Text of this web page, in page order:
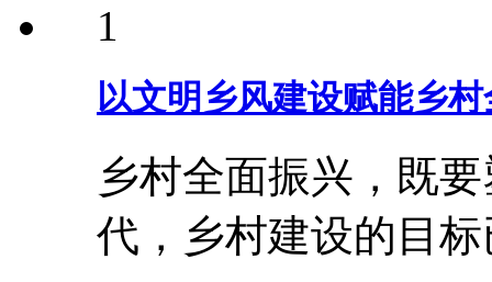
1
以文明乡风建设赋能乡
乡村全面振兴，既
代，乡村建设的目